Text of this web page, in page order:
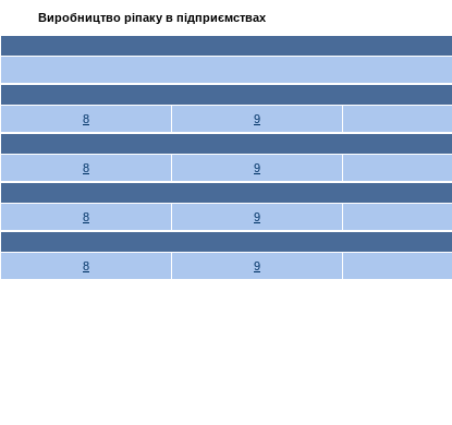
Виробництво ріпаку в підприємствах
8
9
8
9
8
9
8
9